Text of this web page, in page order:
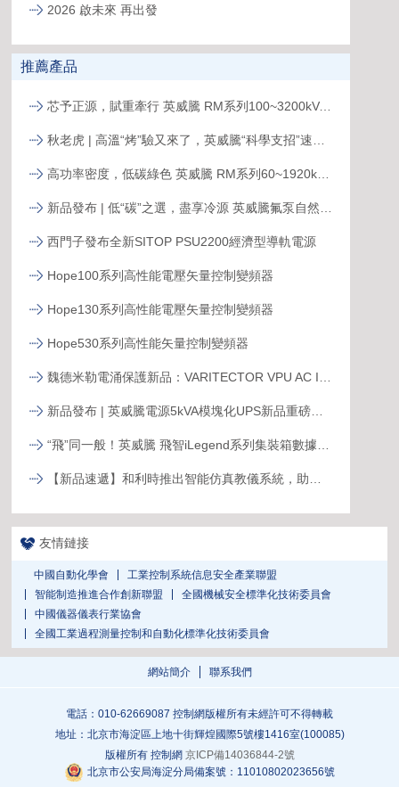
2026 啟未來 再出發
推薦產品
芯予正源，賦重牽行 英威騰 RM系列100~3200kVA模塊化UPS新品發布
西門子發布全新SITOP PSU2200經濟型導軌電源
Hope100系列高性能電壓矢量控制變頻器
Hope130系列高性能電壓矢量控制變頻器
Hope530系列高性能矢量控制變頻器
友情鏈接
中國自動化學會
工業控制系統信息安全產業聯盟
智能制造推進合作創新聯盟
全國機械安全標準化技術委員會
中國儀器儀表行業協會
全國工業過程測量控制和自動化標準化技術委員會
網站簡介 聯系我們
電話：010-62669087 控制網版權所有未經許可不得轉載
地址：北京市海淀區上地十街輝煌國際5號樓1416室(100085)
版權所有 控制網 京ICP備14036844-2號
北京市公安局海淀分局備案號：11010802023656號